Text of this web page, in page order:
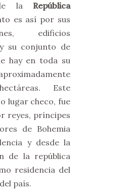
la República
es así por sus
edificios
su conjunto de
hay en toda su
Este
lugar checo, fue
reyes, príncipes
de Bohemia
y desde la
de la república
residencia del
país.